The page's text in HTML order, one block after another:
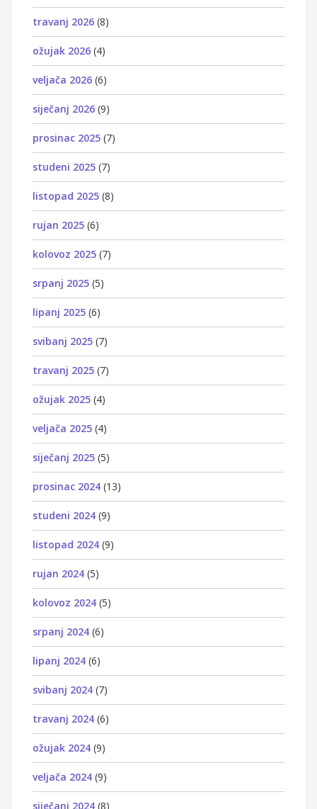
travanj 2026 (8)
ožujak 2026 (4)
veljača 2026 (6)
siječanj 2026 (9)
prosinac 2025 (7)
studeni 2025 (7)
listopad 2025 (8)
rujan 2025 (6)
kolovoz 2025 (7)
srpanj 2025 (5)
lipanj 2025 (6)
svibanj 2025 (7)
travanj 2025 (7)
ožujak 2025 (4)
veljača 2025 (4)
siječanj 2025 (5)
prosinac 2024 (13)
studeni 2024 (9)
listopad 2024 (9)
rujan 2024 (5)
kolovoz 2024 (5)
srpanj 2024 (6)
lipanj 2024 (6)
svibanj 2024 (7)
travanj 2024 (6)
ožujak 2024 (9)
veljača 2024 (9)
siječanj 2024 (8)